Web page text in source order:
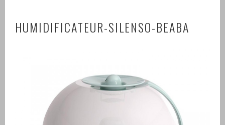
HUMIDIFICATEUR-SILENSO-BEABA